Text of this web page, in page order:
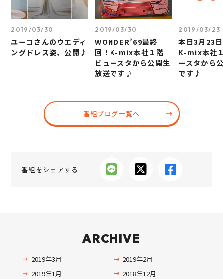
2019/03/30
ユーコさんのウエディ
ングドレス姿、公開♪
2019/03/30
WONDER’69最終
回！K-mix本社１階
ビュースタから公開生
放送です♪
2019/03/23
本日3月23
K-mix本社
ースタから
です♪
番組ブログ一覧へ
番組をシェアする
ARCHIVE
2019年3月
2019年2月
2019年1月
2018年12月